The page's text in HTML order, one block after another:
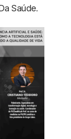
Saúde.